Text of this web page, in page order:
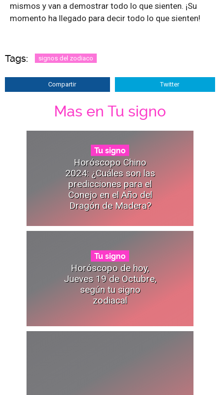
mismos y van a demostrar todo lo que sienten. ¡Su
momento ha llegado para decir todo lo que sienten!
Tags: signos del zodiaco
Compartir Twitter
Mas en Tu signo
Tu signo
Horóscopo Chino
2024: ¿Cuáles son las
predicciones para el
Conejo en el Año del
Dragón de Madera?
Tu signo
Horóscopo de hoy,
Jueves 19 de Octubre,
según tu signo
zodiacal